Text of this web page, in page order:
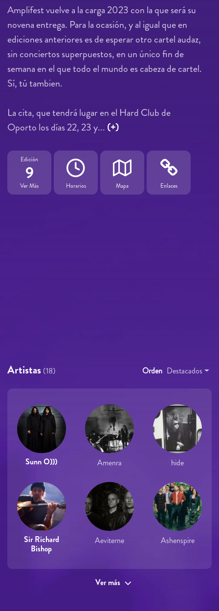
Amplifest vuelve a la carga 2023 con la que será su
novena entrega. Para la ocasión, y al igual que en
ediciones anteriores es de esperar otro cartel audaz,
sin conciertos superpuestos, en un único fin de
semana en el que todo el mundo es cabeza de cartel.
Sí, tú tambien.
La cita, que tendrá lugar en el Hard Club de
Oporto los días 22, 23 y... (+)
Edición
9
Ver Más Horarios Mapa Enlaces
Artistas (18) Orden Destacados
Sunn O))) Amenra hide
Sir Richard
Bishop
Aeviterne Ashenspire
Ver más